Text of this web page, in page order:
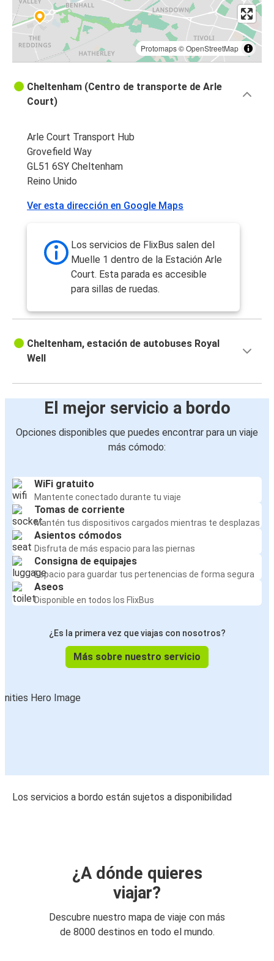
Protomaps©OpenStreetMap
Cheltenham (Centro de transporte de Arle
Court)
Arle Court Transport Hub
Grovefield Way
GL51 6SY Cheltenham
Reino Unido
Ver esta dirección en Google Maps
Los servicios de FlixBus salen del
Muelle 1 dentro de la Estación Arle
Court. Esta parada es accesible
para sillas de ruedas.
Cheltenham, estación de autobuses Royal
Well
El mejor servicio a bordo
Opciones disponibles que puedes encontrar para un viaje
más cómodo:
WiFi gratuito
Mantente conectado durante tu viaje
Tomas de corriente
Mantén tus dispositivos cargados mientras te desplazas
Asientos cómodos
Disfruta de más espacio para las piernas
Consigna de equipajes
Espacio para guardar tus pertenencias de forma segura
Aseos
Disponible en todos los FlixBus
¿Es la primera vez que viajas con nosotros?
Más sobre nuestro servicio
Los servicios a bordo están sujetos a disponibilidad
¿A dónde quieres
viajar?
Descubre nuestro mapa de viaje con más
de 8000 destinos en todo el mundo.